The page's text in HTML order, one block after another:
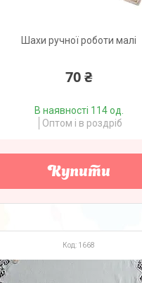
Шахи ручної роботи малі
70 ₴
В наявності 114 од.
Оптом і в роздріб
Купити
1668